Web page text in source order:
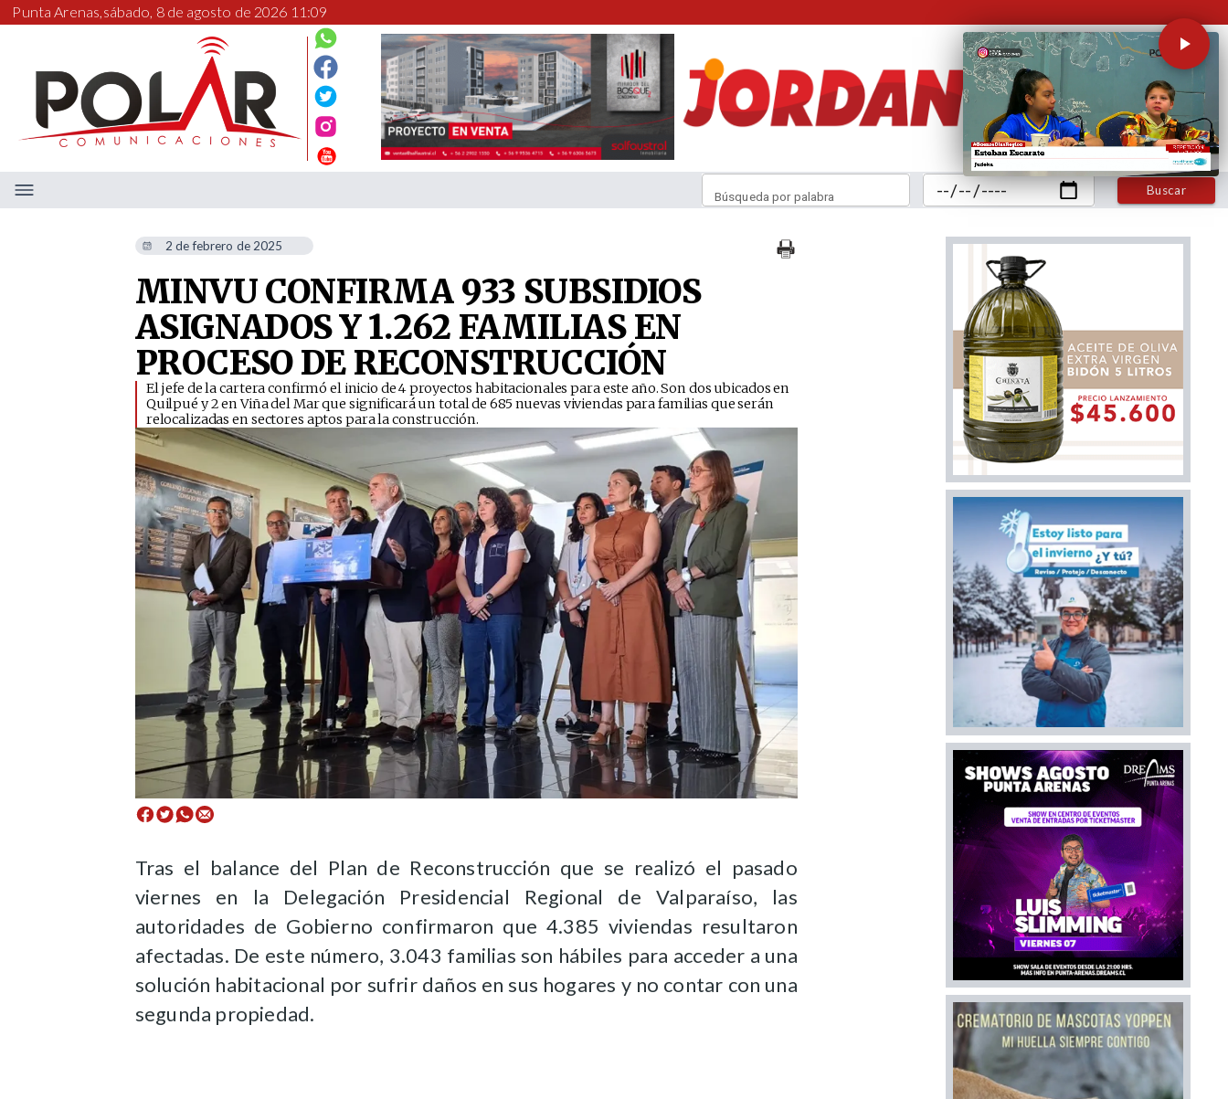
Punta Arenas,sábado, 8 de agosto de 2026 11:09
Buscar
Búsqueda por palabra
2 de febrero de 2025
MINVU CONFIRMA 933 SUBSIDIOS
ASIGNADOS Y 1.262 FAMILIAS EN
PROCESO DE RECONSTRUCCIÓN
El jefe de la cartera confirmó el inicio de 4 proyectos habitacionales para este año. Son dos ubicados en
Quilpué y 2 en Viña del Mar que significará un total de 685 nuevas viviendas para familias que serán
relocalizadas en sectores aptos para la construcción. ​
Tras el balance del Plan de Reconstrucción que se realizó el pasado
viernes en la Delegación Presidencial Regional de Valparaíso, las
autoridades de Gobierno confirmaron que 4.385 viviendas resultaron
afectadas. De este número, 3.043 familias son hábiles para acceder a una
solución habitacional por sufrir daños en sus hogares y no contar con una
segunda propiedad.